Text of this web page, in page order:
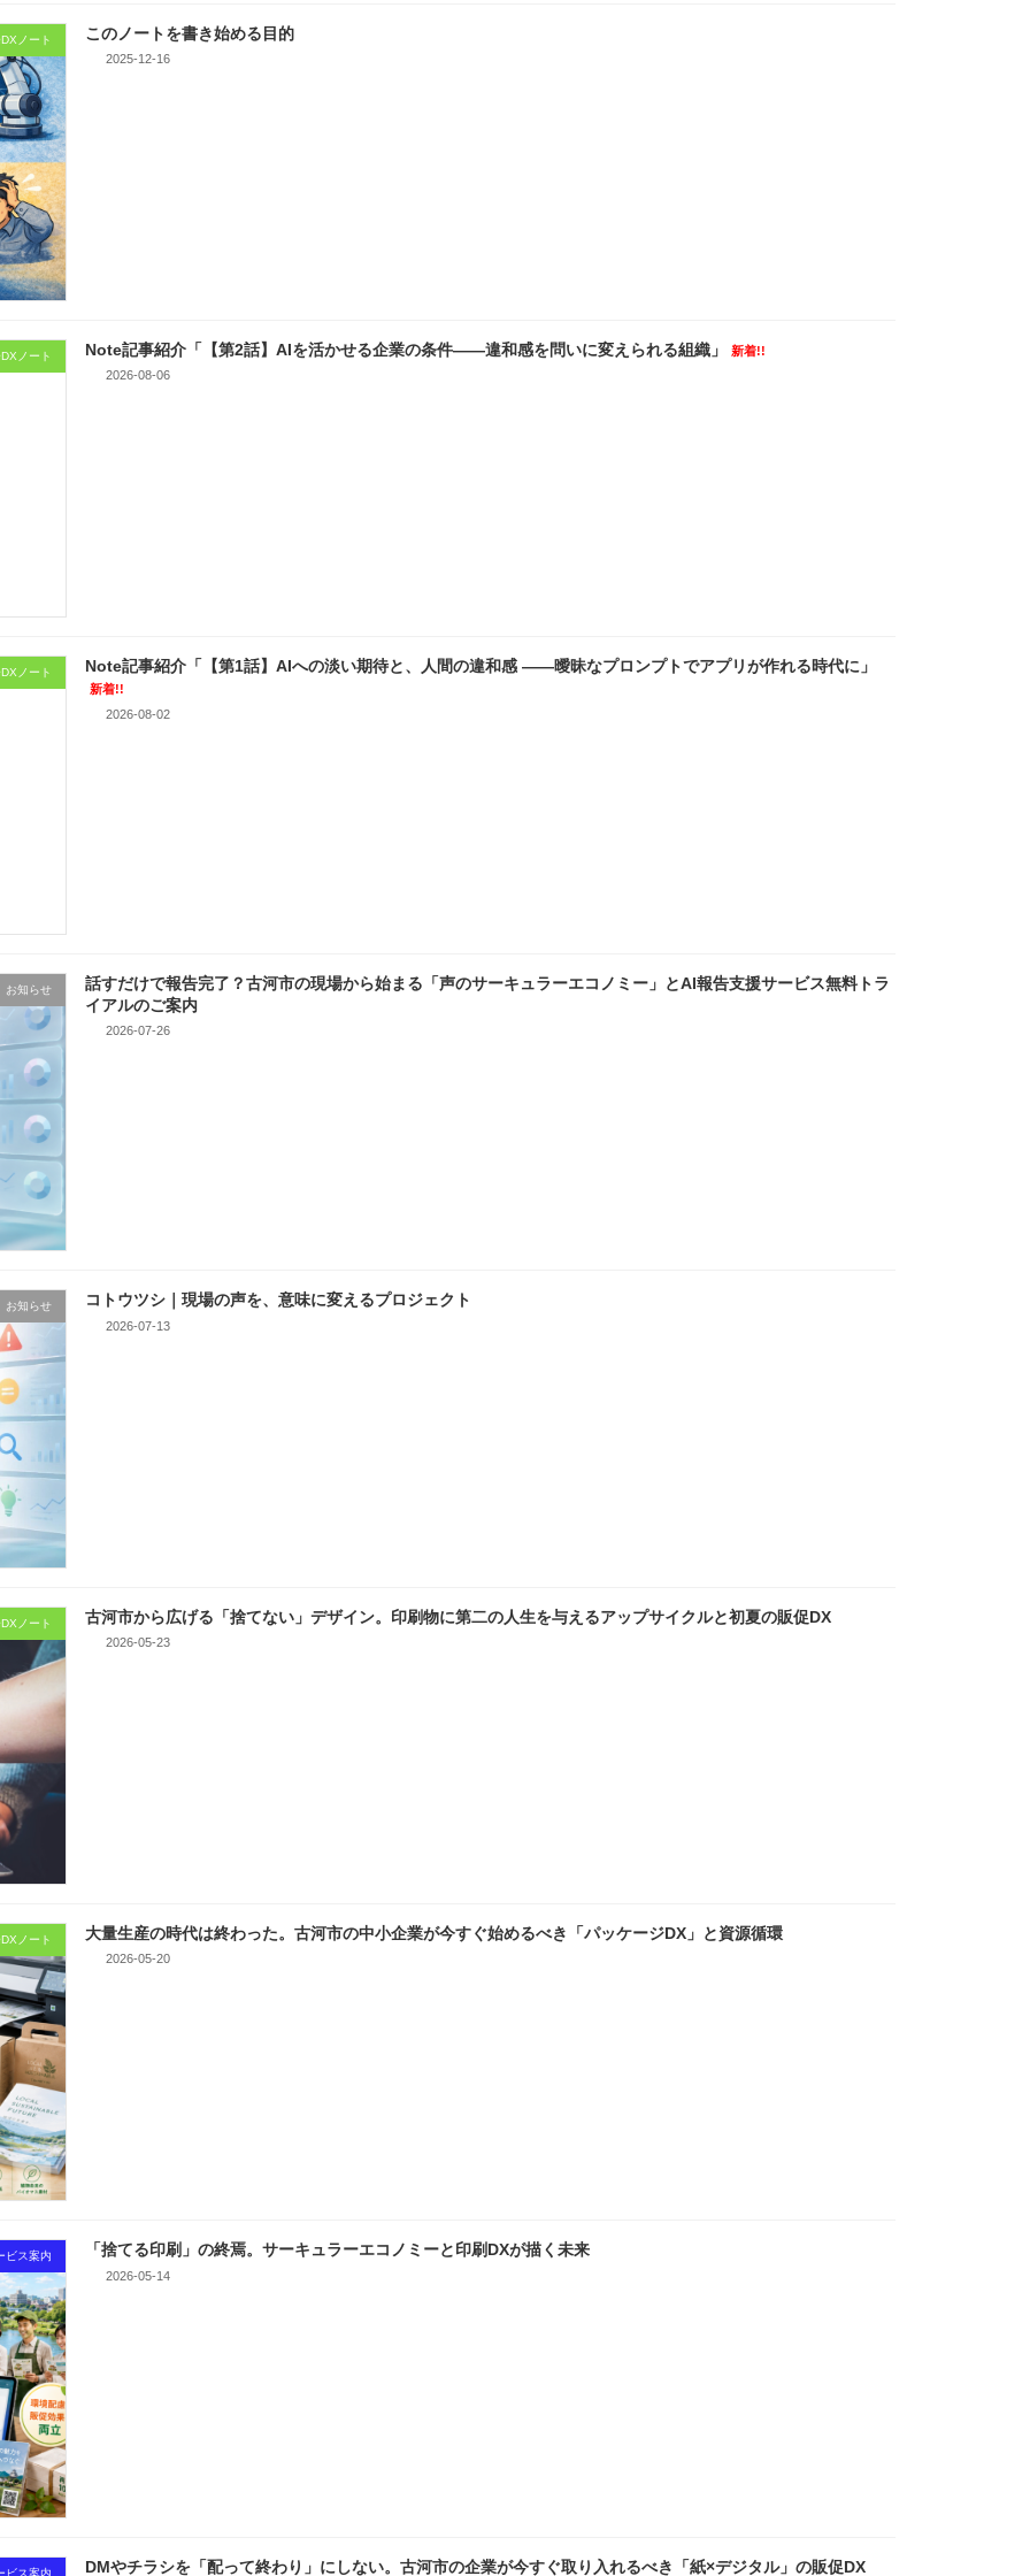
ノート このノートを書き始める目的
2025-12-16
ノート Note記事紹介「【第2話】AIを活かせる企業の条件――違和感を問いに変えられる組織」
新着!!
2026-08-06
ノート Note記事紹介「【第1話】AIへの淡い期待と、人間の違和感 ――曖昧なプロンプトでアプリが作れる時代に」
新着!!
2026-08-02
お知らせ
話すだけで報告完了？古河市の現場から始まる「声のサーキュラーエコノミー」とAI報告支援サービス無料トラ
イアルのご案内
2026-07-26
お知らせ コトウツシ｜現場の声を、意味に変えるプロジェクト
2026-07-13
ノート 古河市から広げる「捨てない」デザイン。印刷物に第二の人生を与えるアップサイクルと初夏の販促DX
2026-05-23
ノート 大量生産の時代は終わった。古河市の中小企業が今すぐ始めるべき「パッケージDX」と資源循環
2026-05-20
ビス案内 「捨てる印刷」の終焉。サーキュラーエコノミーと印刷DXが描く未来
2026-05-14
ビス案内 DMやチラシを「配って終わり」にしない。古河市の企業が今すぐ取り入れるべき「紙×デジタル」の販促DX